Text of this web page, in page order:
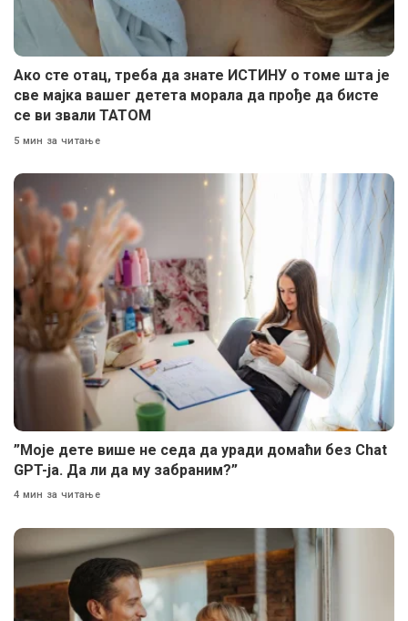
Ако сте отац, треба да знате ИСТИНУ о томе шта је
све мајка вашег детета морала да прође да бисте
се ви звали ТАТОМ
5 мин за читање
”Моје дете више не седа да уради домаћи без Chat
GPT-ја. Да ли да му забраним?”
4 мин за читање